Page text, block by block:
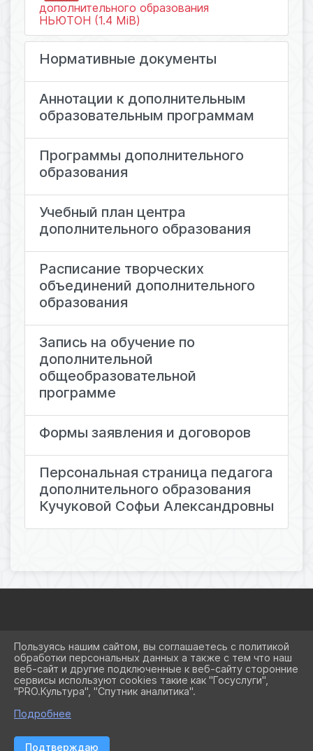
дополнительного образования
НЬЮТОН (1.4 MiB)
Нормативные документы
Аннотации к дополнительным
образовательным программам
Программы дополнительного
образования
Учебный план центра
дополнительного образования
Расписание творческих
объединений дополнительного
образования
Запись на обучение по
дополнительной
общеобразовательной
программе
Формы заявления и договоров
Персональная страница педагога
дополнительного образования
Кучуковой Софьи Александровны
ВХОД
КАРТА САЙТА
ПОЛИТИКА ОБРАБОТКИ ПЕРСОНАЛЬНЫХ ДАННЫХ
СДЕЛАНО НА KUBCMS
РАЗРАБОТКА И ПОДДЕРЖКА
Пользуясь нашим сайтом, вы соглашаетесь с политикой
обработки персональных данных а также с тем что наш
веб-сайт и другие подключенные к веб-сайту сторонние
сервисы используют cookies такие как "Госуслуги",
"PRO.Культура", "Спутник аналитика".
Подробнее
Подтверждаю